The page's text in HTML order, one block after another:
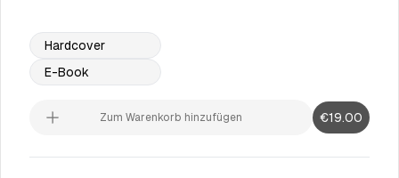
Hardcover
E-Book
Zum Warenkorb hinzufügen €19.00